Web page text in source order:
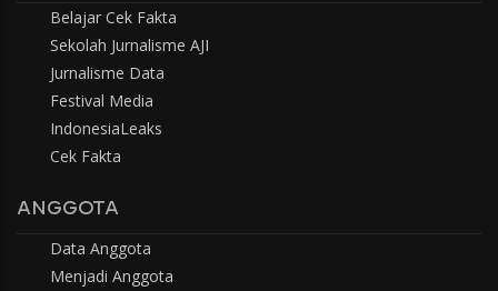
Belajar Cek Fakta
Sekolah Jurnalisme AJI
Jurnalisme Data
Festival Media
IndonesiaLeaks
Cek Fakta
ANGGOTA
Data Anggota
Menjadi Anggota